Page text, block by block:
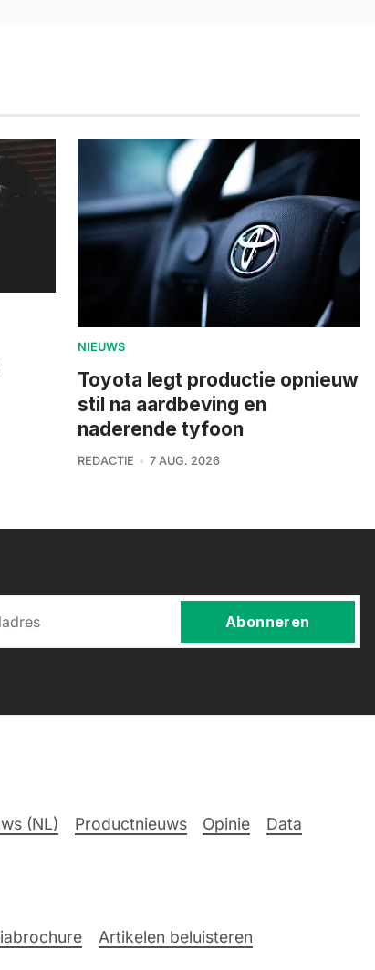
NIEUWS
Toyota legt productie opnieuw
stil na aardbeving en
naderende tyfoon
REDACTIE 7 AUG. 2026
Abonneren
(NL) Productnieuws Opinie
Data
Artikelen beluisteren